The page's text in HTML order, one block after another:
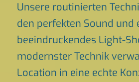
Unsere routinierten
den perfekten Sound und
beeindruckendes Light-
modernster Technik
Location in eine echte